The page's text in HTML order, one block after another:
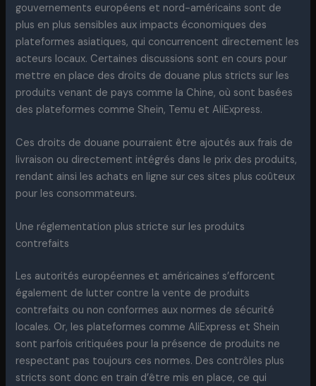
gouvernements européens et nord-américains sont de
plus en plus sensibles aux impacts économiques des
plateformes asiatiques, qui concurrencent directement les
acteurs locaux. Certaines discussions sont en cours pour
mettre en place des droits de douane plus stricts sur les
produits venant de pays comme la Chine, où sont basées
des plateformes comme Shein, Temu et AliExpress.
Ces droits de douane pourraient être ajoutés aux frais de
livraison ou directement intégrés dans le prix des produits,
rendant ainsi les achats en ligne sur ces sites plus coûteux
pour les consommateurs.
Une réglementation plus stricte sur les produits
contrefaits
Les autorités européennes et américaines s’efforcent
également de lutter contre la vente de produits
contrefaits ou non conformes aux normes de sécurité
locales. Or, les plateformes comme AliExpress et Shein
sont parfois critiquées pour la présence de produits ne
respectant pas toujours ces normes. Des contrôles plus
stricts sont donc en train d’être mis en place, ce qui